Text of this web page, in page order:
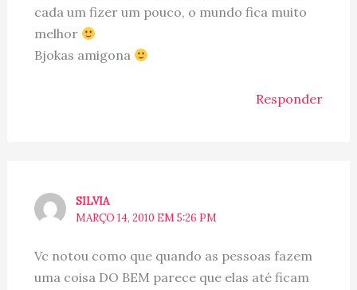
cada um fizer um pouco, o mundo fica muito
melhor
Bjokas amigona
Responder
SILVIA
MARÇO 14, 2010 EM 5:26 PM
Vc notou como que quando as pessoas fazem
uma coisa DO BEM parece que elas até ficam